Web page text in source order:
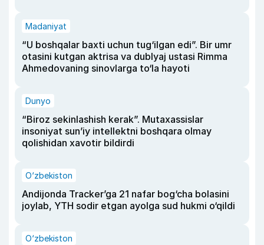
Madaniyat
“U boshqalar baxti uchun tug‘ilgan edi”. Bir umr
otasini kutgan aktrisa va dublyaj ustasi Rimma
Ahmedovaning sinovlarga to‘la hayoti
Dunyo
“Biroz sekinlashish kerak”. Mutaxassislar
insoniyat sun’iy intellektni boshqara olmay
qolishidan xavotir bildirdi
O‘zbekiston
Andijonda Tracker’ga 21 nafar bog‘cha bolasini
joylab, YTH sodir etgan ayolga sud hukmi o‘qildi
O‘zbekiston